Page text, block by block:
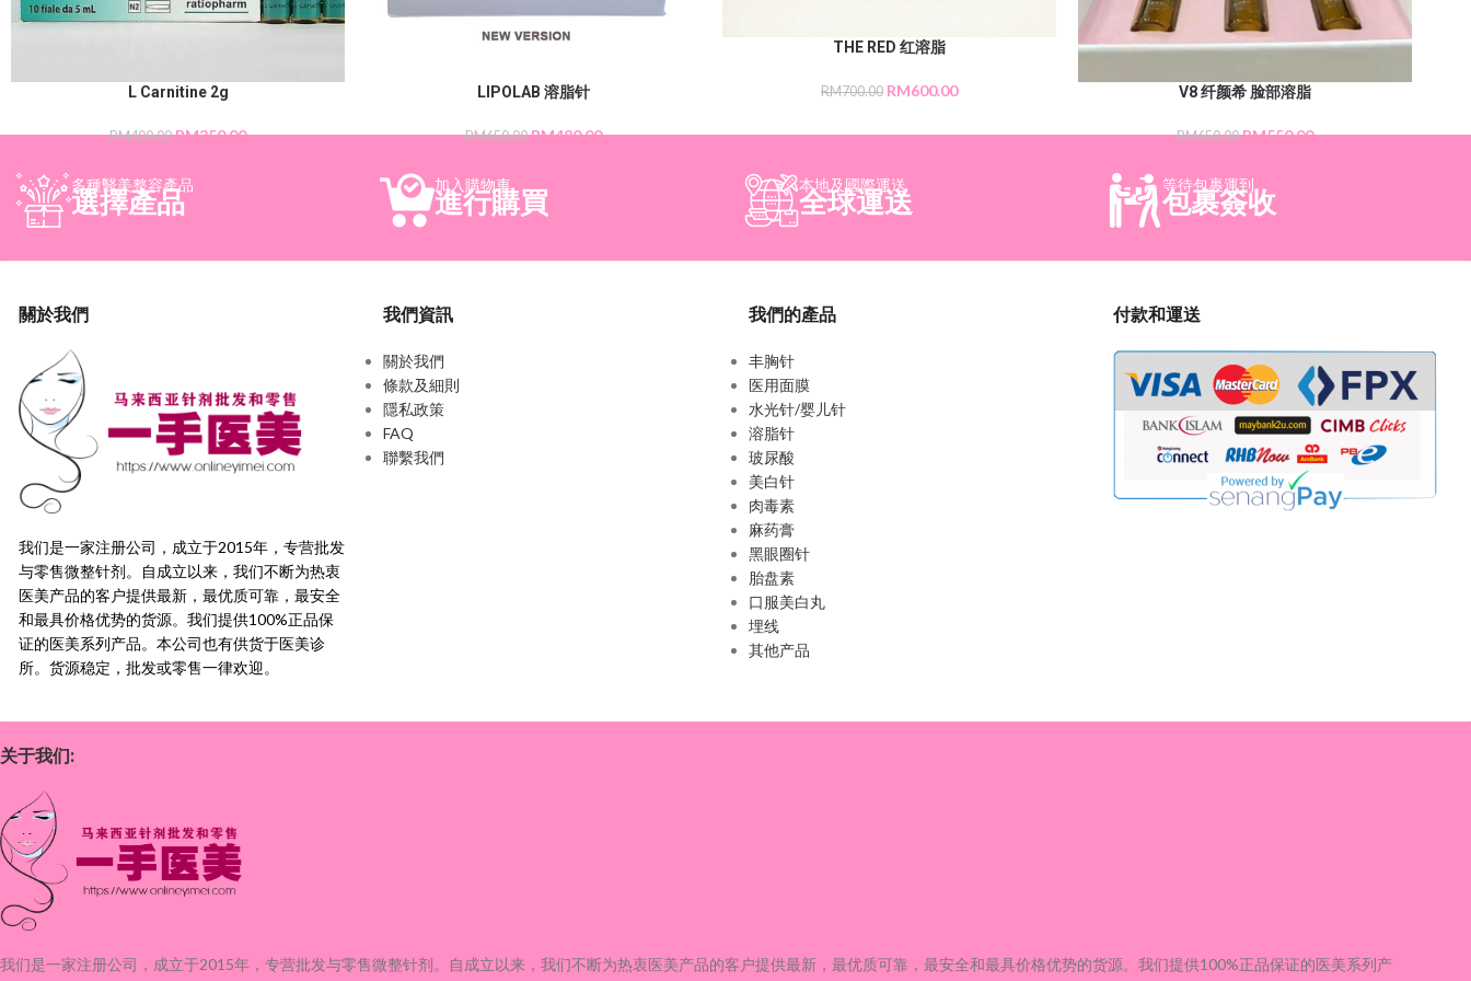
L Carnitine 2g
RM400.00 RM350.00
LIPOLAB 溶脂针
RM650.00 RM480.00
THE RED 红溶脂
RM700.00 RM600.00 V8 纤颜希 脸部溶脂
RM650.00 RM550.00
多種醫美整容產品
選擇產品
加入購物車
進行購買
本地及國際運送
全球運送
等待包裹運到
包裹簽收
關於我們
我们是一家注册公司，成立于2015年， 专营批发
与零售微整针剂。自成立以来，我们不断为热衷
医美产品的客户提供最新， 最优质可靠，最安全
和最具价格优势的货源。 我们提供100%正品保
证的医美系列产品。本公司也有供货于医美诊
所。货源稳定， 批发或零售一律欢迎。
我們資訊
關於我們
條款及細則
隱私政策
FAQ
聯繫我們
我們的產品
丰胸针
医用面膜
水光针/婴儿针
溶脂针
玻尿酸
美白针
肉毒素
麻药膏
黑眼圈针
胎盘素
口服美白丸
埋线
其他产品
付款和運送
关于我们:
我们是一家注册公司，成立于2015年， 专营批发与零售微整针剂。自成立以来，我们不断为热衷医美产品的客户提供最新， 最优质可靠，最安全和最具价格优势的货源。 我们提供100%正品保证的医美系列产